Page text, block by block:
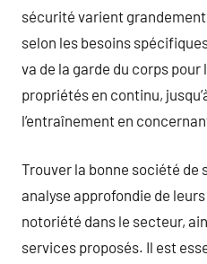
sécurité varient
selon les besoins
va de la garde du corps pour
propriétés en continu,
l’entraînement en
Trouver la bonne société de
analyse approfondie de
notoriété dans le secteur,
services proposés. Il est